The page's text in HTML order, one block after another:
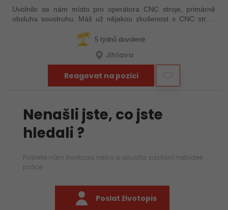
Uvolnilo se nám místo pro operátora CNC stroje, primárně
obsluha soustruhu. Máš už nějakou zkušenost s CNC stroji,
pošli životopis. Rádi…
5 týdnů dovolené
Jihlava
Reagovat na pozici
Nenašli jste, co jste
hledali ?
Pošlete nám životopis nebo si spusťte zasílání nabídek
práce
Poslat životopis